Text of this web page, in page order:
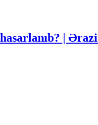
|